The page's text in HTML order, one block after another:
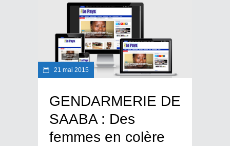
21 mai 2015
GENDARMERIE DE
SAABA : Des
femmes en colère